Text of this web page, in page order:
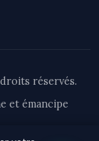
réservés.
et émancipe
Nacional 62308